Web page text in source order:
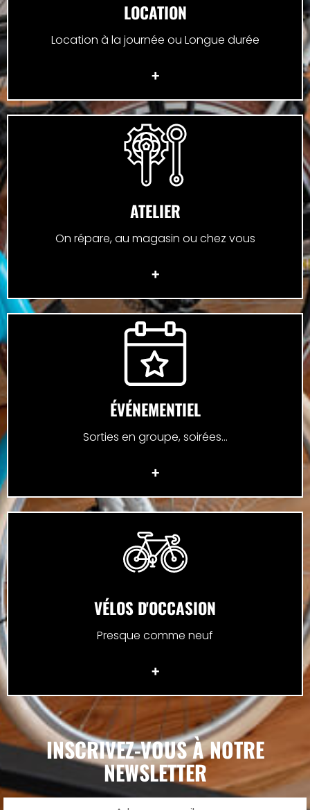
LOCATION
Location à la journée ou Longue durée
+
ATELIER
On répare, au magasin ou chez vous
+
ÉVÉNEMENTIEL
Sorties en groupe, soirées...
+
VÉLOS D'OCCASION
Presque comme neuf
+
INSCRIVEZ-VOUS À NOTRE
NEWSLETTER